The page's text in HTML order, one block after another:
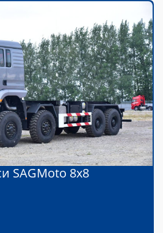
SAGMoto 8х8